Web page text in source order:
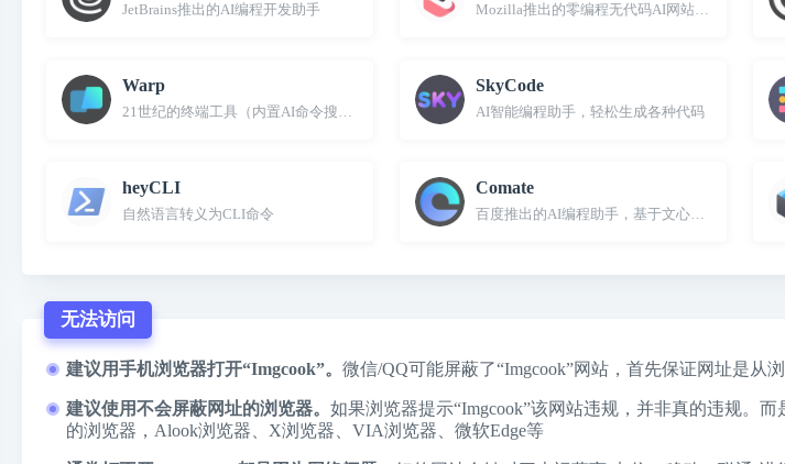
JetBrains推出的AI编程开发助手 Mozilla推出的零编程无代码AI网站建设工具
Warp
21世纪的终端工具（内置AI命令搜索）
SkyCode
AI智能编程助手，轻松生成各种代码
heyCLI
自然语言转义为CLI命令
Comate
百度推出的AI编程助手，基于文心大模型
无法访问
建议用手机浏览器打开“Imgcook”。 微信/QQ可能屏蔽了“Imgcook”网站，首先保证网址是从
建议使用不会屏蔽网址的浏览器。 如果浏览器提示“Imgcook”该网站违规，并非真的违规。
的浏览器， Alook浏览器 X浏览器 VIA浏览器 微软Edge等